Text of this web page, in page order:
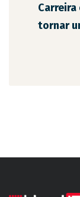
Carreira
tornar um